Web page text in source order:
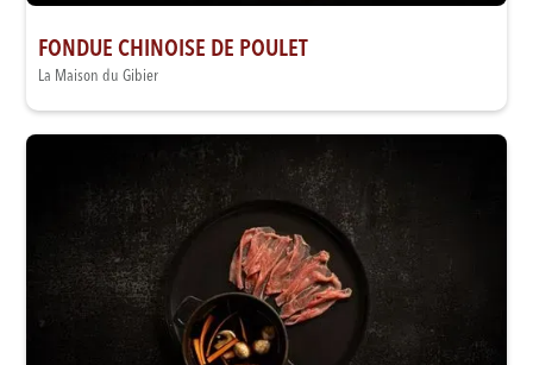
FONDUE CHINOISE DE POULET
La Maison du Gibier